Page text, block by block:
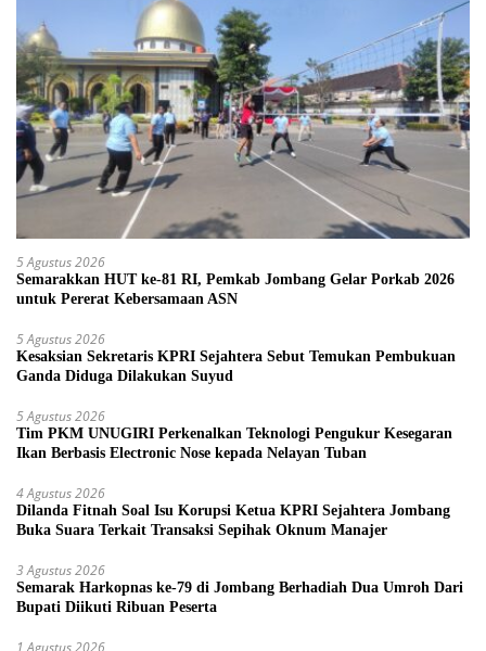
5 Agustus 2026
Semarakkan HUT ke-81 RI, Pemkab Jombang Gelar Porkab 2026
untuk Pererat Kebersamaan ASN
5 Agustus 2026
Kesaksian Sekretaris KPRI Sejahtera Sebut Temukan Pembukuan
Ganda Diduga Dilakukan Suyud
5 Agustus 2026
Tim PKM UNUGIRI Perkenalkan Teknologi Pengukur Kesegaran
Ikan Berbasis Electronic Nose kepada Nelayan Tuban
4 Agustus 2026
Dilanda Fitnah Soal Isu Korupsi Ketua KPRI Sejahtera Jombang
Buka Suara Terkait Transaksi Sepihak Oknum Manajer
3 Agustus 2026
Semarak Harkopnas ke-79 di Jombang Berhadiah Dua Umroh Dari
Bupati Diikuti Ribuan Peserta
1 Agustus 2026